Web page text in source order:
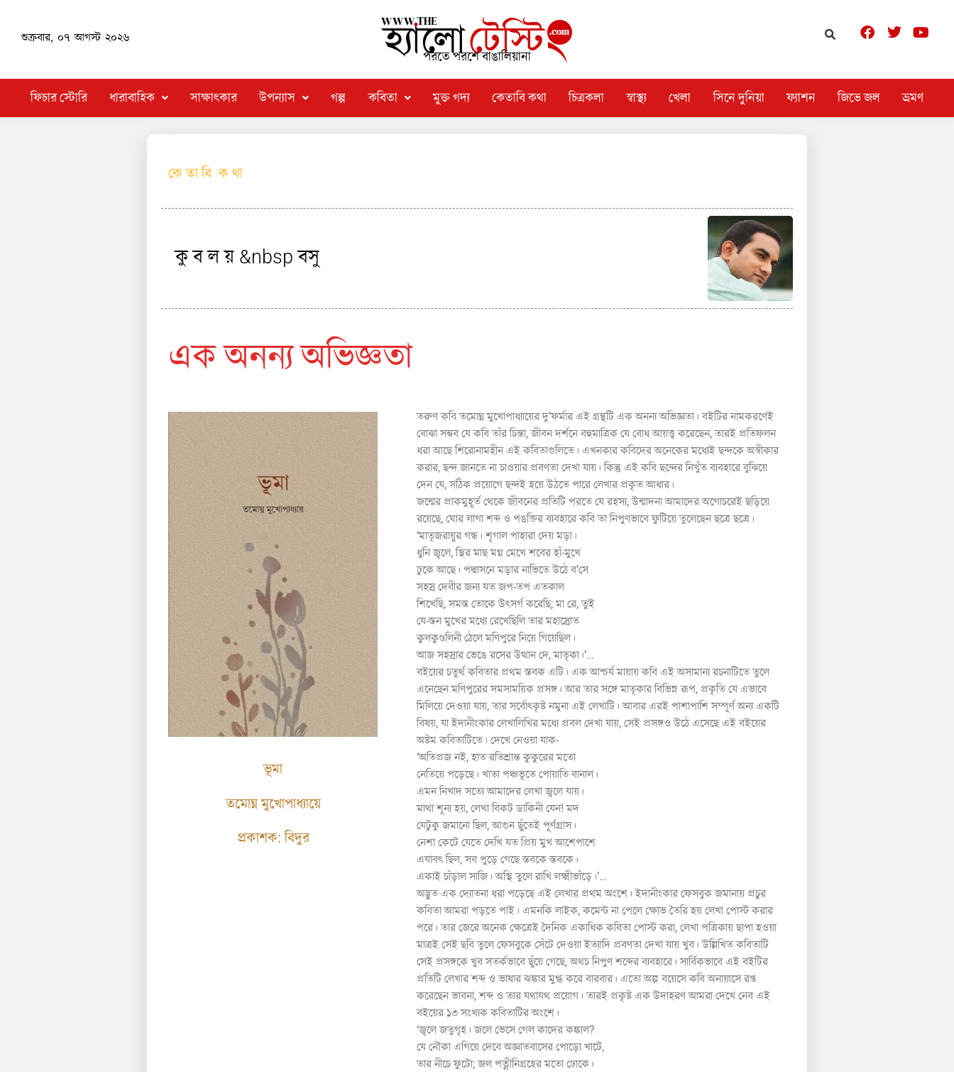
শুক্রবার, ০৭ আগস্ট ২০২৬
পরতে পরশে বাঙালিয়ানা
ফিচার স্টোরি ধারাবাহিক সাক্ষাৎকার উপন্যাস গল্প কবিতা মুক্ত গদ্য কেতাবি কথা চিত্রকলা স্বাস্থ্য খেলা সিনে দুনিয়া ফ্যাশন জিভে জল ভ্রমণ
কে তা বি ক থা
কু ব ল য় &nbsp বসু
এক অনন্য অভিজ্ঞতা
ভূমা
তমোঘ্ন মুখোপাধ্যায়ে
প্রকাশক: বিদুর
তরুণ কবি তমোঘ্ন মুখোপাধ্যায়ের দু’ফর্মার এই গ্রন্থটি এক অনন্য অভিজ্ঞতা। বইটির নামকরণেই
বোঝা সম্ভব যে কবি তাঁর চিন্তা, জীবন দর্শনে বহুমাত্রিক যে বোধ আয়ত্ত্ব করেছেন, তারই প্রতিফলন
ধরা আছে শিরোনামহীন এই কবিতাগুলিতে। এখনকার কবিদের অনেকের মধ্যেই ছন্দকে অস্বীকার
করার, ছন্দ জানতে না চাওয়ার প্রবণতা দেখা যায়। কিন্তু এই কবি ছন্দের নিখুঁত ব্যবহারে বুঝিয়ে
দেন যে, সঠিক প্রয়োগে ছন্দই হয়ে উঠতে পারে লেখার প্রকৃত আধার।
জন্মের প্রাকমুহূর্ত থেকে জীবনের প্রতিটি পরতে যে রহস্য, উন্মাদনা আমাদের অগোচরেই ছড়িয়ে
রয়েছে, ঘোর লাগা শব্দ ও পঙক্তির ব্যবহারে কবি তা নিপুণভাবে ফুটিয়ে তুলেছেন ছত্রে ছত্রে।
‘মাতৃজরায়ুর গন্ধ। শৃগাল পাহারা দেয় মড়া।
ধুনি জ্বলে, স্থির মাছ মগ্ন মেখে শবের হাঁ-মুখে
ঢুকে আছে। পদ্মাসনে মড়ার নাভিতে উঠে ব’সে
সহস্র দেবীর জন্য যত জপ-তপ এতকাল
শিখেছি, সমস্ত তোকে উৎসর্গ করেছি; মা রে, তুই
যে-স্তন মুখের মধ্যে রেখেছিলি তার মহাস্রোত
কুলকুণ্ডলিনী ঠেলে মণিপুরে নিয়ে গিয়েছিল।
আজ সহস্রার ভেঙে রসের উত্থান দে, মাতৃকা।’…
বইয়ের চতুর্থ কবিতার প্রথম স্তবক এটি। এক আশ্চর্য মায়ায় কবি এই অসামান্য রচনাটিতে তুলে
এনেছেন মণিপুরের সমসাময়িক প্রসঙ্গ। আর তার সঙ্গে মাতৃকার বিভিন্ন রূপ, প্রকৃতি যে এভাবে
মিলিয়ে দেওয়া যায়, তার সর্বোৎকৃষ্ট নমুনা এই লেখাটি। আবার এরই পাশাপাশি সম্পূর্ণ অন্য একটি
বিষয়, যা ইদানীংকার লেখালিখির মধ্যে প্রবল দেখা যায়, সেই প্রসঙ্গও উঠে এসেছে এই বইয়ের
অষ্টম কবিতাটিতে। দেখে নেওয়া যাক-
‘অতিপ্রজ নই, হাত রতিশ্রান্ত কুকুরের মতো
নেতিয়ে পড়েছে। খাতা পঞ্চভূতে পোয়াতি বানাল।
এমন নিখাদ সত্যে আমাদের লেখা জ্বলে যায়।
মাথা শূন্য হয়, লেখা বিকট ডাকিনী যেন! মদ
যেটুকু জমানো ছিল, আগুন ছুঁতেই পূর্ণগ্রাস।
নেশা কেটে যেতে দেখি যত প্রিয় মুখ আশেপাশে
এযাবৎ ছিল, সব পুড়ে গেছে স্তবকে স্তবকে।
একাই চাঁড়াল সাজি। অস্থি তুলে রাখি লক্ষ্মীভাঁড়ে।’…
অদ্ভুত এক দ্যোতনা ধরা পড়েছে এই লেখার প্রথম অংশে। ইদানীংকার ফেসবুক জমানায় প্রচুর
কবিতা আমরা পড়তে পাই। এমনকি লাইক, কমেন্ট না পেলে ক্ষোভ তৈরি হয় লেখা পোস্ট করার
পরে। তার জেরে অনেক ক্ষেত্রেই দৈনিক একাধিক কবিতা পোস্ট করা, লেখা পত্রিকায় ছাপা হওয়া
মাত্রই সেই ছবি তুলে ফেসবুকে সেঁটে দেওয়া ইত্যাদি প্রবণতা দেখা যায় খুব। উল্লিখিত কবিতাটি
সেই প্রসঙ্গকে খুব সতর্কভাবে ছুঁয়ে গেছে, অথচ নিপুণ শব্দের ব্যবহারে। সার্বিকভাবে এই বইটির
প্রতিটি লেখার শব্দ ও ভাষার ঝঙ্কার মুগ্ধ করে বারবার। এতো অল্প বয়েসে কবি অনায়াসে রপ্ত
করেছেন ভাবনা, শব্দ ও তার যথাযথ প্রয়োগ। তারই প্রকৃষ্ট এক উদাহরণ আমরা দেখে নেব এই
বইয়ের ১৩ সংখ্যক কবিতাটির অংশে।
‘জ্বলে জতুগৃহ। জলে ভেসে গেল কাদের কঙ্কাল?
যে নৌকা এগিয়ে দেবে অজ্ঞাতবাসের পোড়ো খাটে,
তার নীচে ফুটো; জল পত্নীনিগ্রহের মতো ঢোকে।